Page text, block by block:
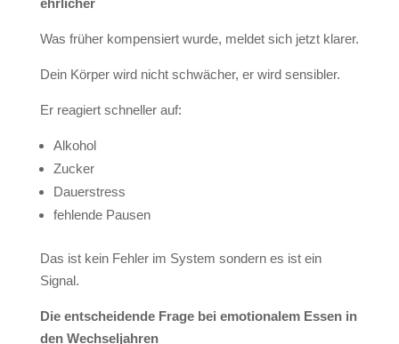
ehrlicher
Was früher kompensiert wurde, meldet sich jetzt klarer.
Dein Körper wird nicht schwächer, er wird sensibler.
Er reagiert schneller auf:
Alkohol
Zucker
Dauerstress
fehlende Pausen
Das ist kein Fehler im System sondern es ist ein
Signal.
Die entscheidende Frage bei emotionalem Essen in
den Wechseljahren